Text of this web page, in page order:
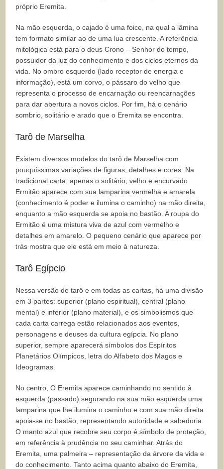
próprio Eremita.
Na mão esquerda, o cajado é uma foice, na qual a lâmina
tem formato similar ao de uma lua crescente. A referência
mitológica está para o deus Crono – Senhor do tempo,
possuidor da luz do conhecimento e dos ciclos eternos da
vida. No ombro esquerdo (lado receptor de energia e
informação), está um corvo, o pássaro do velho que
representa o processo de encarnação ou reencarnações
para dar abertura a novos ciclos. Por fim, há o cenário
sombrio, solitário e arado que o Eremita se encontra.
Tarô de Marselha
Existem diversos modelos do tarô de Marselha com
pouquíssimas variações de figuras, detalhes e cores. Na
tradicional carta, apenas o solitário, velho e encurvado
Ermitão aparece com sua lamparina vermelha e amarela
(conhecimento é poder e ilumina o caminho) na mão direita,
enquanto a mão esquerda se apoia no bastão. A roupa do
Ermitão é uma mistura viva de azul com vermelho e
detalhes em amarelo. O pequeno cenário que aparece por
trás mostra que ele está em meio à natureza.
Tarô Egípcio
Nessa versão de tarô e em todas as cartas, há uma divisão
em 3 partes: superior (plano espiritual), central (plano
mental) e inferior (plano material), e os simbolismos que
cada carta carrega estão relacionados aos eventos,
personagens e deuses da cultura egípcia. No plano
superior, sempre aparecerá símbolos dos Espíritos
Planetários Olímpicos, letra do Alfabeto dos Magos e
Ideogramas.
No centro, O Eremita aparece caminhando no sentido à
esquerda (passado) segurando na sua mão esquerda uma
lamparina que lhe ilumina o caminho e com sua mão direita
apoia-se no bastão, representando autoridade e sabedoria.
O manto azul que recobre seu corpo é símbolo de proteção,
em referência à prudência no seu caminhar. Atrás do
Eremita, uma palmeira – representação da árvore da vida e
do conhecimento. Tanto acima quanto abaixo do Eremita,